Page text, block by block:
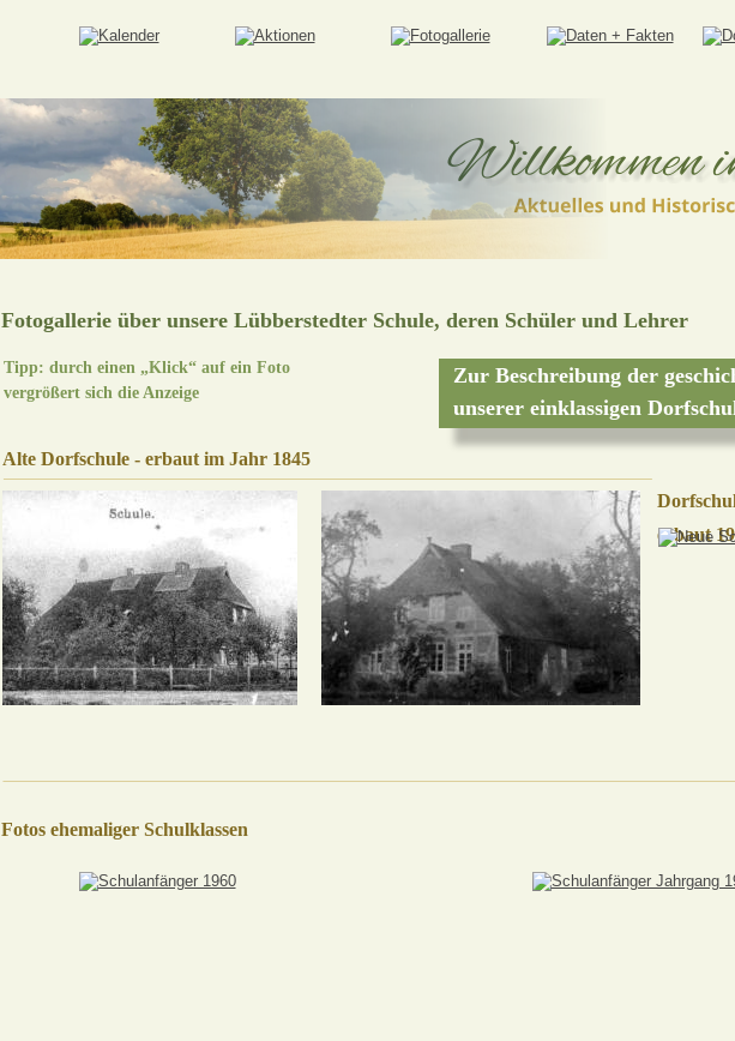
Fotogallerie über unsere Lübberstedter Schule, deren Schüler und Lehrer
erbaut
Fotos ehemaliger Schulklassen
Alte Dorfschule - erbaut im Jahr 1845
Zur Beschreibung der
unserer einklassigen
Tipp: durch einen „Klick“ auf ein Foto
vergrößert sich die Anzeige